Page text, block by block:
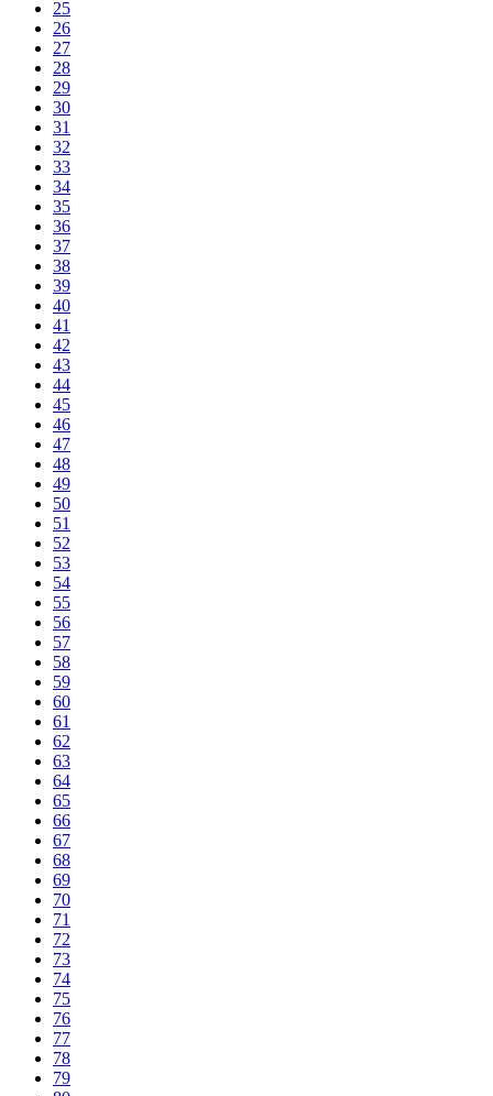
25
26
27
28
29
30
31
32
33
34
35
36
37
38
39
40
41
42
43
44
45
46
47
48
49
50
51
52
53
54
55
56
57
58
59
60
61
62
63
64
65
66
67
68
69
70
71
72
73
74
75
76
77
78
79